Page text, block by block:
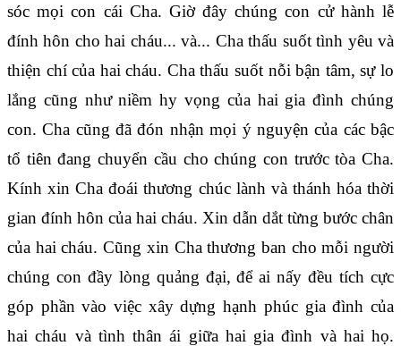
sóc mọi con cái Cha. Giờ đây chúng con cử hành lễ
đính hôn cho hai cháu... và... Cha thấu suốt tình yêu và
thiện chí của hai cháu. Cha thấu suốt nỗi bận tâm, sự lo
lắng cũng như niềm hy vọng của hai gia đình chúng
con. Cha cũng đã đón nhận mọi ý nguyện của các bậc
tổ tiên đang chuyển cầu cho chúng con trước tòa Cha.
Kính xin Cha đoái thương chúc lành và thánh hóa thời
gian đính hôn của hai cháu. Xin dẫn dắt từng bước chân
của hai cháu. Cũng xin Cha thương ban cho mỗi người
chúng con đầy lòng quảng đại, để ai nấy đều tích cực
góp phần vào việc xây dựng hạnh phúc gia đình của
hai cháu và tình thân ái giữa hai gia đình và hai họ.